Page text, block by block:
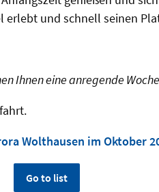
erlebt und schnell seinen
Ihnen eine anregende
Wolthausen im Oktober
Go to list